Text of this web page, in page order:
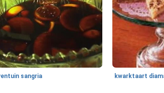
sangria kwarktaart